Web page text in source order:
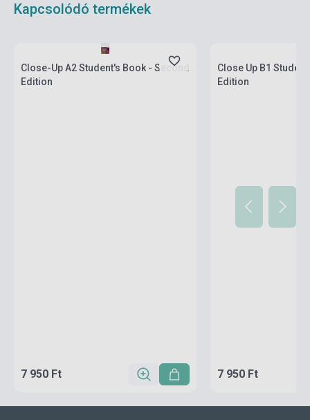
Kapcsolódó termékek
Close-Up A2 Student's Book - Second
Edition
7 950 Ft
Close Up B1
Edition
7 950 Ft